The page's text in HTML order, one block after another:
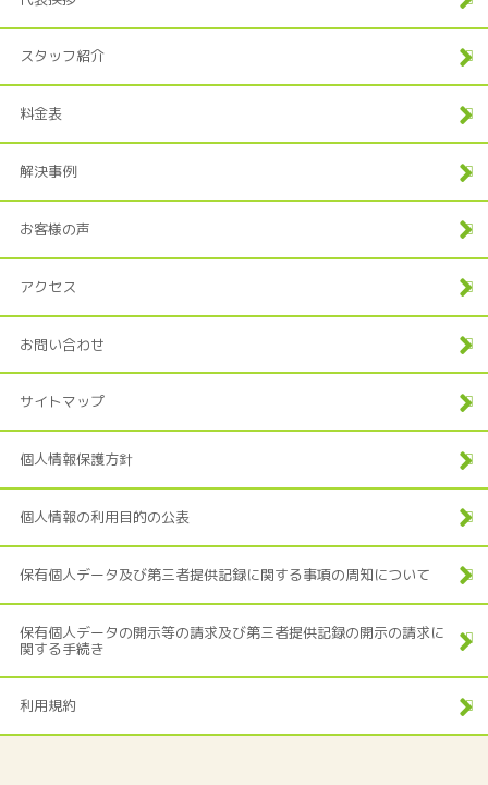
スタッフ紹介
料金表
解決事例
お客様の声
アクセス
お問い合わせ
サイトマップ
個人情報保護方針
個人情報の利用目的の公表
保有個人データ及び第三者提供記録に関する事項の周知について
保有個人データの開示等の請求及び第三者提供記録の開示の請求に
関する手続き
利用規約